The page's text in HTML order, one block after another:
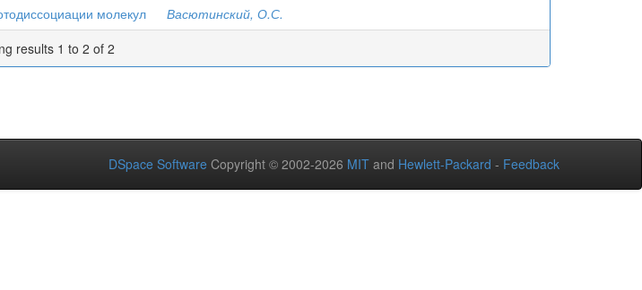
молекул
Васютинский, О.С.
results 1 to 2 of 2
DSpace Software Copyright © 2002-2026 MIT and Hewlett-Packard - Feedback